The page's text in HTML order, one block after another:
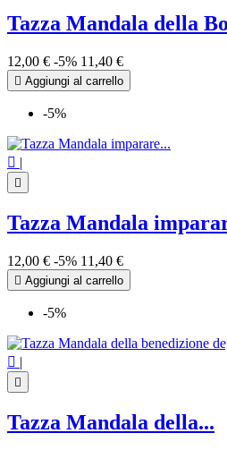
Tazza Mandala della
12,00 € -5% 11,40 €
 Aggiungi al carrello
-5%
 |

Tazza Mandala
12,00 € -5% 11,40 €
 Aggiungi al carrello
-5%
 |

Tazza Mandala della...